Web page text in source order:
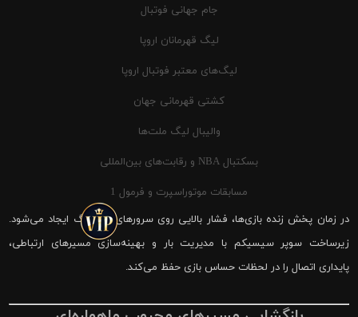
جام جهانی فوتبال
لیگ قهرمانان اروپا
لیگ‌های معتبر فوتبال اروپا
کشتی قهرمانی جهان
والیبال لیگ ملت‌ها
بسکتبال NBA و رقابت‌های بین‌المللی
مسابقات موتوراسپرت و فرمول 1
در زمان پخش زنده بازی‌ها، فشار بالایی روی سرورهای شیرینگ ایجاد می‌شود.
زیرساخت سوپر سیسیکم با مدیریت بار و بهینه‌سازی مسیرهای ارتباطی،
پایداری اتصال را در لحظات حساس بازی حفظ می‌کند.